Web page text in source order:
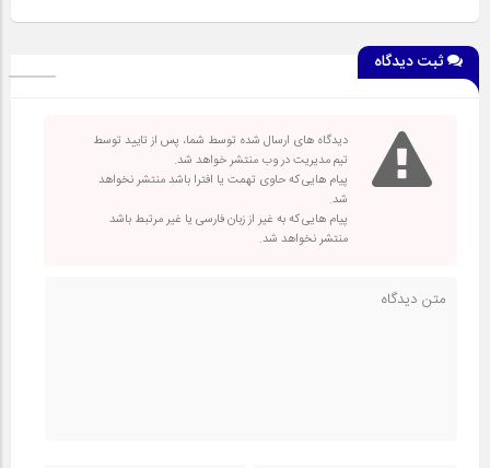
ثبت دیدگاه
دیدگاه های ارسال شده توسط شما، پس از تایید توسط
تیم مدیریت در وب منتشر خواهد شد.
پیام هایی که حاوی تهمت یا افترا باشد منتشر نخواهد
شد.
پیام هایی که به غیر از زبان فارسی یا غیر مرتبط باشد
منتشر نخواهد شد.